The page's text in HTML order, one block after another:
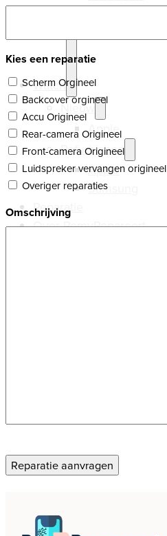
Watch
Nieuw
Apple
Refurbished
Apple
Samsung
Reparatie
Over RemyRepareert
Kies een reparatie
Scherm Orgineel
Backcover orgineel
Accu Origineel
Rear-camera Origineel
Front-camera Origineel
Luidspreker vervangen origineel
Overiger reparaties
Omschrijving
Reparatie aanvragen